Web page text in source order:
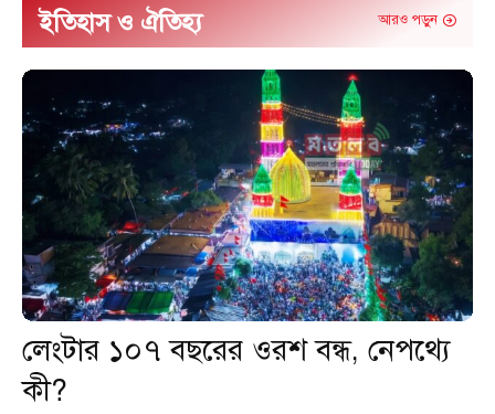
ইতিহাস ও ঐতিহ্য আরও পড়ুন
লেংটার ১০৭ বছরের ওরশ বন্ধ, নেপথ্যে
কী?